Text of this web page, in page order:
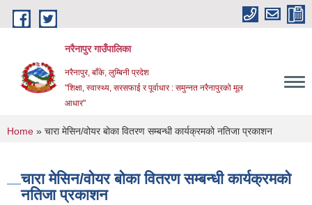
Skip to main content
नरैनापुर गाउँपालिका
नरैनापुर, बाँके, लुम्बिनी प्रदेश
"शिक्षा, स्वास्थ्य, सरसफाई र पूर्वाधार : समुन्नत नरैनापुरको मूल
आधार"
You are here
Home » चारा मेसिन/वोयर बोका वितरण सम्बन्धी कार्यक्रमको नतिजा प्रकाशन
चारा मेसिन/वोयर बोका वितरण सम्बन्धी कार्यक्रमको
नतिजा प्रकाशन